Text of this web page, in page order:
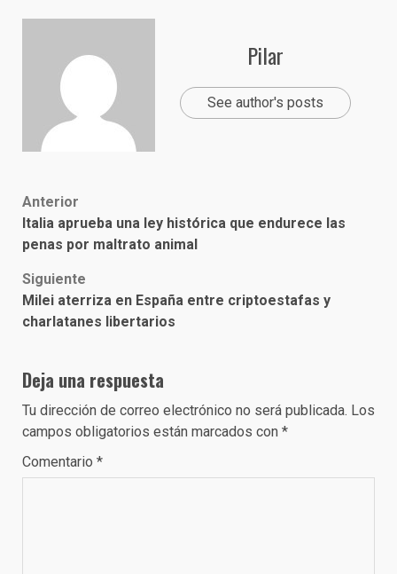
Pilar
See author's posts
Post
navigation
Anterior
Italia aprueba una ley histórica que endurece las
penas por maltrato animal
Siguiente
Milei aterriza en España entre criptoestafas y
charlatanes libertarios
Deja una respuesta
Tu dirección de correo electrónico no será publicada. Los
campos obligatorios están marcados con *
Comentario *